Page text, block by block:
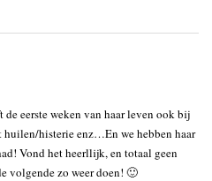
eerste weken van haar leven ook bij
histerie enz…En we hebben haar
Vond het heerllijk, en totaal geen
volgende zo weer doen! 🙂